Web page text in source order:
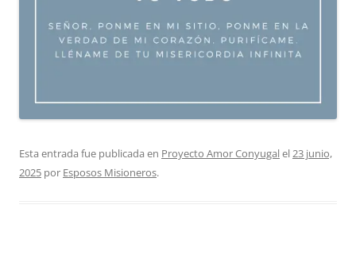
Esta entrada fue publicada en Proyecto Amor Conyugalel23 junio,
2025 por Esposos Misioneros.